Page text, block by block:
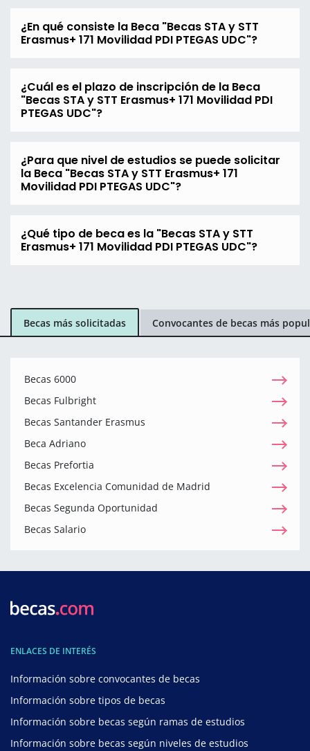
¿En qué consiste la Beca "Becas STA y STT
Erasmus+ 171 Movilidad PDI PTEGAS UDC"?
¿Cuál es el plazo de inscripción de la Beca
"Becas STA y STT Erasmus+ 171 Movilidad PDI
PTEGAS UDC"?
¿Para que nivel de estudios se puede solicitar
la Beca "Becas STA y STT Erasmus+ 171
Movilidad PDI PTEGAS UDC"?
¿Qué tipo de beca es la "Becas STA y STT
Erasmus+ 171 Movilidad PDI PTEGAS UDC"?
Becas más solicitadas Convocantes de becas más
Becas 6000
Becas Fulbright
Becas Santander Erasmus
Beca Adriano
Becas Prefortia
Becas Excelencia Comunidad de Madrid
Becas Segunda Oportunidad
Becas Salario
ENLACES DE INTERÉS
Información sobre convocantes de becas
Información sobre tipos de becas
Información sobre becas según ramas de estudios
Información sobre becas según niveles de estudios